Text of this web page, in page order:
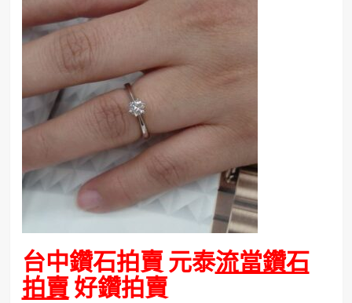
台中鑽石拍賣 元泰流當鑽石
拍賣 好鑽拍賣